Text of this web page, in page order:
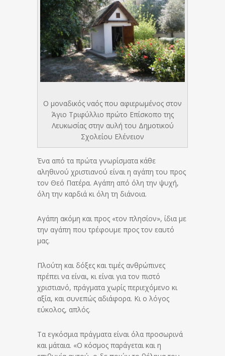
Ο μοναδικός ναός που αφιερωμένος στον
Άγιο Τριφύλλιο πρώτο Επίσκοπο της
Λευκωσίας στην αυλή του Δημοτικού
Σχολείου Ελένειον
Ένα από τα πρώτα γνωρίσματα κάθε
αληθινού χριστιανού είναι η αγάπη του προς
τον Θεό Πατέρα. Αγάπη από όλη την ψυχή,
όλη την καρδιά κι όλη τη διάνοια.
Αγάπη ακόμη και προς «τον πλησίον», ίδια με
την αγάπη που τρέφουμε προς τον εαυτό
μας.
Πλούτη και δόξες και τιμές ανθρώπινες
πρέπει να είναι, κι είναι για τον πιστό
χριστιανό, πράγματα χωρίς περιεχόμενο κι
αξία, και συνεπώς αδιάφορα. Κι ο λόγος
εύκολος, απλός.
Τα εγκόσμια πράγματα είναι όλα προσωρινά
και μάταια. «Ο κόσμος παράγεται και η